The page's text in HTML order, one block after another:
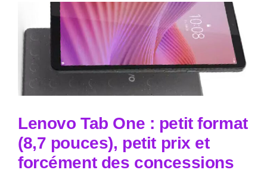
Lenovo Tab One : petit format
(8,7 pouces), petit prix et
forcément des concessions